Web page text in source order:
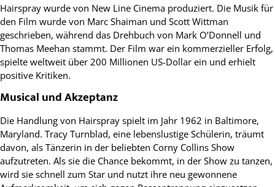
Hairspray wurde von New Line Cinema produziert. Die Musik für
den Film wurde von Marc Shaiman und Scott Wittman
geschrieben, während das Drehbuch von Mark O’Donnell und
Thomas Meehan stammt. Der Film war ein kommerzieller Erfolg,
spielte weltweit über 200 Millionen US-Dollar ein und erhielt
positive Kritiken.
Musical und Akzeptanz
Die Handlung von Hairspray spielt im Jahr 1962 in Baltimore,
Maryland. Tracy Turnblad, eine lebenslustige Schülerin, träumt
davon, als Tänzerin in der beliebten Corny Collins Show
aufzutreten. Als sie die Chance bekommt, in der Show zu tanzen,
wird sie schnell zum Star und nutzt ihre neu gewonnene